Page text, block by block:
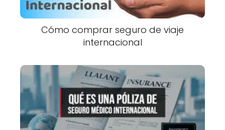
Cómo comprar seguro de viaje
internacional